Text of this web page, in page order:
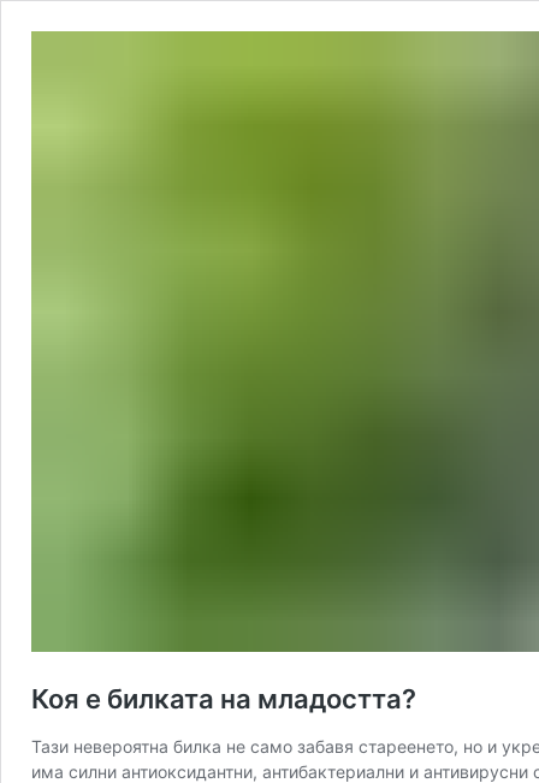
Коя е билката на младостта?
Тази невероятна билка не само забавя стареенето, но и
има силни антиоксидантни, антибактериални и антивирусни